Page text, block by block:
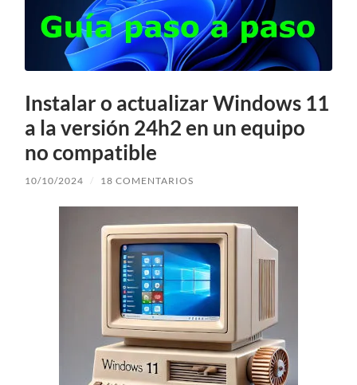
Instalar o actualizar Windows 11
a la versión 24h2 en un equipo
no compatible
10/10/2024 / 18 COMENTARIOS